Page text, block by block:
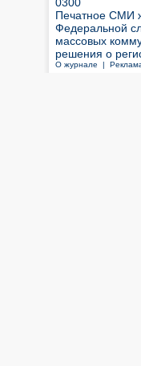
Печатное СМИ
Федеральной
массовых
решения о
О журнале |